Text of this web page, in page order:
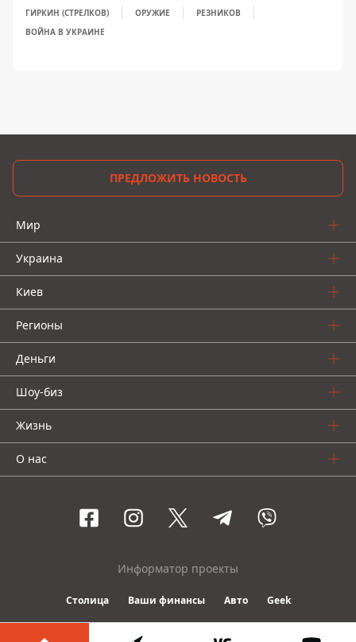
ГИРКИН (СТРЕЛКОВ) ОРУЖИЕ
РЕЗНИКОВ
ВОЙНА В УКРАИНЕ
ПРЕДЛОЖИТЬ НОВОСТЬ
Мир
Украина
Киев
Регионы
Деньги
Шоу-биз
Жизнь
О нас
Информатор проекты
Столица Ваши финансы Авто Geek